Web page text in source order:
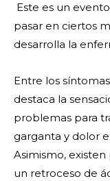
Este es un
pasar en ciertos
desarrolla la
Entre los
destaca la
problemas para
garganta y dolor
Asimismo,
un retroceso de